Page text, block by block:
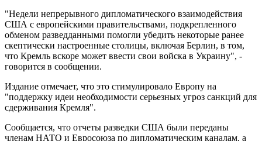
"Недели непрерывного дипломатического взаимодействия
США с европейскими правительствами, подкрепленного
обменом разведданными помогли убедить некоторые ранее
скептически настроенные столицы, включая Берлин, в том,
что Кремль вскоре может ввести свои войска в Украину", -
говорится в сообщении.
Издание отмечает, что это стимулировало Европу на
"поддержку идеи необходимости серьезных угроз санкций для
сдерживания Кремля".
Сообщается, что отчеты разведки США были переданы
членам НАТО и Евросоюза по дипломатическим каналам, а